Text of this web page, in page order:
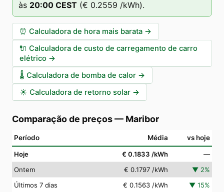
às 20:00 CEST (€ 0.2559 /kWh).
⏰ Calculadora de hora mais barata →
🔌 Calculadora de custo de carregamento de carro
elétrico →
🌡️ Calculadora de bomba de calor →
☀️ Calculadora de retorno solar →
Comparação de preços— Maribor
Período Média vs hoje
Hoje € 0.1833 /kWh
—
Ontem
€ 0.1797 /kWh ▼ 2%
Últimos 7 dias
€ 0.1563 /kWh ▼ 15%